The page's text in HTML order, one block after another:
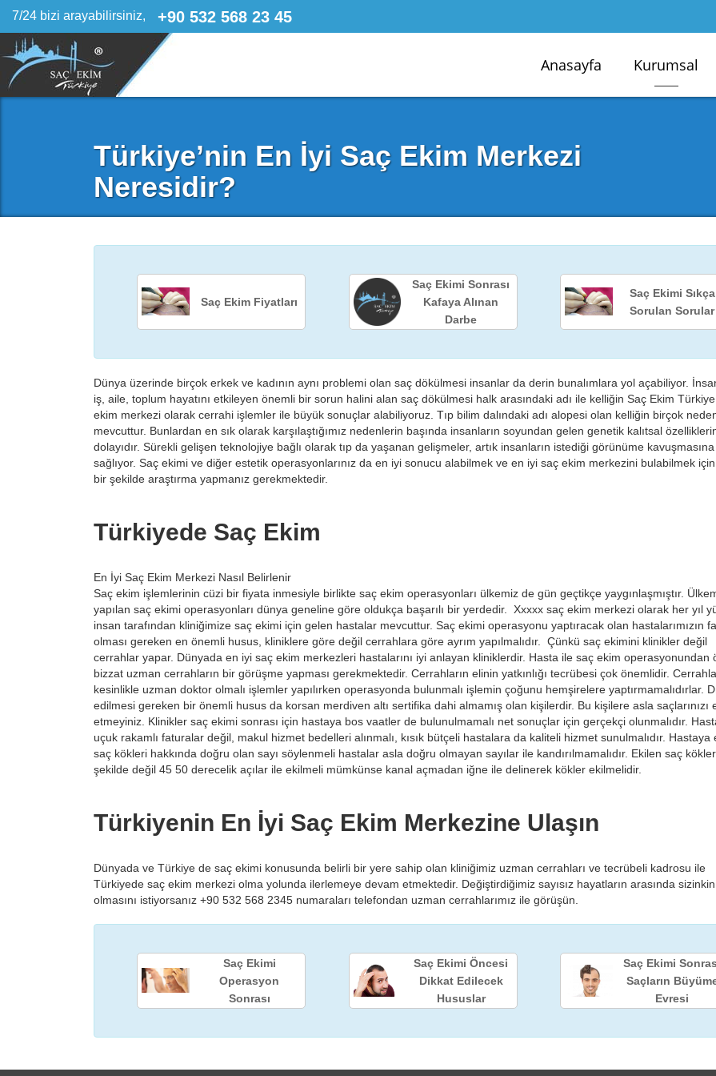
7/24 bizi arayabilirsiniz, +90 532 568 23 45
Anasayfa Kurumsal
Türkiye’nin En İyi Saç Ekim Merkezi
Neresidir?
Saç Ekim Fiyatları
Saç Ekimi Sonrası
Kafaya Alınan
Darbe
Saç Ekimi Sıkça
Sorulan Sorular
Dünya üzerinde birçok erkek ve kadının aynı problemi olan saç dökülmesi insanlar da derin bunalımlara yol açabiliyor.
iş, aile, toplum hayatını etkileyen önemli bir sorun halini alan saç dökülmesi halk arasındaki adı ile kelliğin Saç Ekim
ekim merkezi olarak cerrahi işlemler ile büyük sonuçlar alabiliyoruz. Tıp bilim dalındaki adı alopesi olan kelliğin birçok
mevcuttur. Bunlardan en sık olarak karşılaştığımız nedenlerin başında insanların soyundan gelen genetik kalıtsal
dolayıdır. Sürekli gelişen teknolojiye bağlı olarak tıp da yaşanan gelişmeler, artık insanların istediği görünüme
sağlıyor. Saç ekimi ve diğer estetik operasyonlarınız da en iyi sonucu alabilmek ve en iyi saç ekim merkezini bulabilmek için
bir şekilde araştırma yapmanız gerekmektedir.
Türkiyede Saç Ekim
En İyi Saç Ekim Merkezi Nasıl Belirlenir
Saç ekim işlemlerinin cüzi bir fiyata inmesiyle birlikte saç ekim operasyonları ülkemiz de gün geçtikçe yaygınlaşmıştır.
yapılan saç ekimi operasyonları dünya geneline göre oldukça başarılı bir yerdedir. Xxxxx saç ekim merkezi olarak her yıl
insan tarafından kliniğimize saç ekimi için gelen hastalar mevcuttur. Saç ekimi operasyonu yaptıracak olan hastalarımızın
olması gereken en önemli husus, kliniklere göre değil cerrahlara göre ayrım yapılmalıdır. Çünkü saç ekimini klinikler değil
cerrahlar yapar. Dünyada en iyi saç ekim merkezleri hastalarını iyi anlayan kliniklerdir. Hasta ile saç ekim operasyonundan
bizzat uzman cerrahların bir görüşme yapması gerekmektedir. Cerrahların elinin yatkınlığı tecrübesi çok önemlidir.
kesinlikle uzman doktor olmalı işlemler yapılırken operasyonda bulunmalı işlemin çoğunu hemşirelere yaptırmamalıdırlar.
edilmesi gereken bir önemli husus da korsan merdiven altı sertifika dahi almamış olan kişilerdir. Bu kişilere asla saçlarınızı
etmeyiniz. Klinikler saç ekimi sonrası için hastaya bos vaatler de bulunulmamalı net sonuçlar için gerçekçi olunmalıdır.
uçuk rakamlı faturalar değil, makul hizmet bedelleri alınmalı, kısık bütçeli hastalara da kaliteli hizmet sunulmalıdır. Hastaya
saç kökleri hakkında doğru olan sayı söylenmeli hastalar asla doğru olmayan sayılar ile kandırılmamalıdır. Ekilen saç
şekilde değil 45 50 derecelik açılar ile ekilmeli mümkünse kanal açmadan iğne ile delinerek kökler ekilmelidir.
Türkiyenin En İyi Saç Ekim Merkezine Ulaşın
Dünyada ve Türkiye de saç ekimi konusunda belirli bir yere sahip olan kliniğimiz uzman cerrahları ve tecrübeli kadrosu ile
Türkiyede saç ekim merkezi olma yolunda ilerlemeye devam etmektedir. Değiştirdiğimiz sayısız hayatların arasında
olmasını istiyorsanız +90 532 568 2345 numaraları telefondan uzman cerrahlarımız ile görüşün.
Saç Ekimi
Operasyon
Sonrası
Saç Ekimi Öncesi
Dikkat Edilecek
Hususlar
Saç Ekimi
Saçların
Evresi